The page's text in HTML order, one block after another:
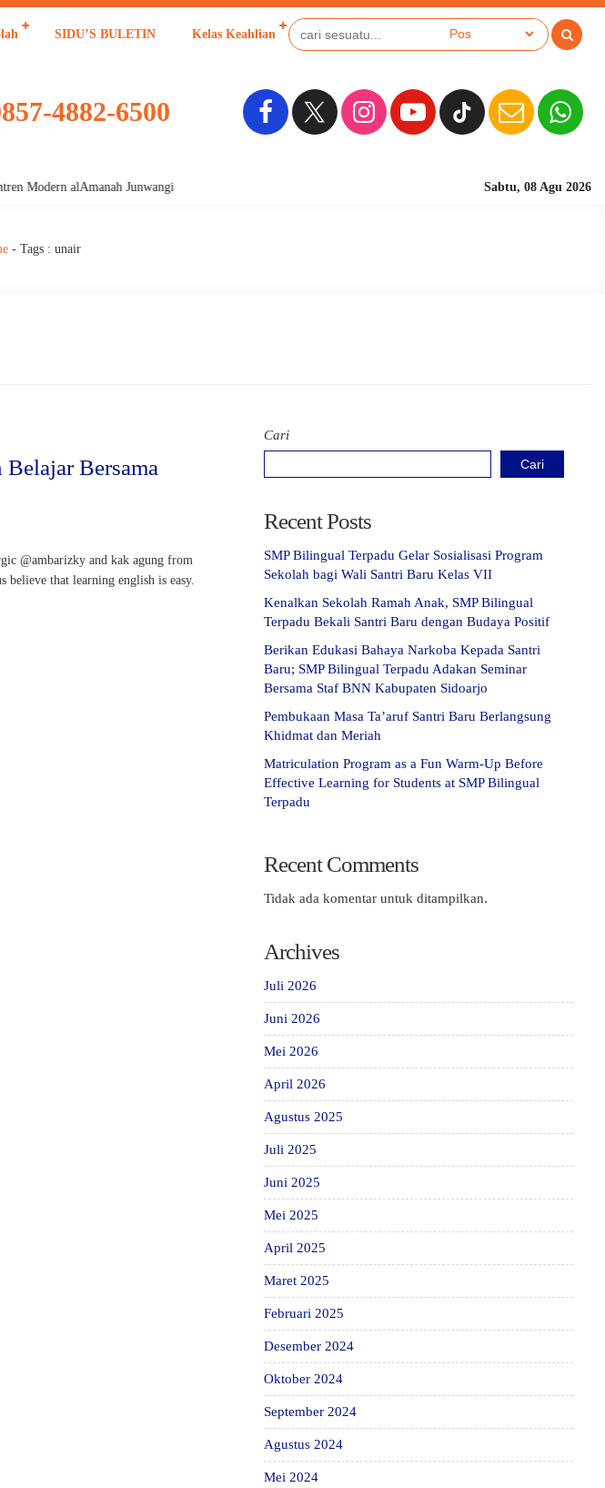
SIDU’S BULETIN Kelas Keahlian
4882-6500
Sabtu, 08 Agu 2026
Sekolah
Modern alAmanah Junwangi
- Tags : unair
Bersama
@ambarizky and kak agung from
believe that learning english is easy.
Cari
Cari
Recent Posts
SMP Bilingual Terpadu Gelar Sosialisasi Program
Sekolah bagi Wali Santri Baru Kelas VII
Kenalkan Sekolah Ramah Anak, SMP Bilingual
Terpadu Bekali Santri Baru dengan Budaya Positif
Berikan Edukasi Bahaya Narkoba Kepada Santri
Baru; SMP Bilingual Terpadu Adakan Seminar
Bersama Staf BNN Kabupaten Sidoarjo
Pembukaan Masa Ta’aruf Santri Baru Berlangsung
Khidmat dan Meriah
Matriculation Program as a Fun Warm-Up Before
Effective Learning for Students at SMP Bilingual
Terpadu
Recent Comments
Tidak ada komentar untuk ditampilkan.
Archives
Juli 2026
Juni 2026
Mei 2026
April 2026
Agustus 2025
Juli 2025
Juni 2025
Mei 2025
April 2025
Maret 2025
Februari 2025
Desember 2024
Oktober 2024
September 2024
Agustus 2024
Mei 2024